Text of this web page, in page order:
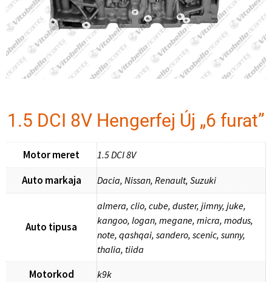
1.5 DCI 8V Hengerfej Új „6 furat”
Motor meret 1.5 DCI 8V
Auto markaja Dacia, Nissan, Renault, Suzuki
Auto tipusa
almera, clio, cube, duster, jimny, juke,
kangoo, logan, megane, micra, modus,
note, qashqai, sandero, scenic, sunny,
thalia, tiida
Motorkod k9k